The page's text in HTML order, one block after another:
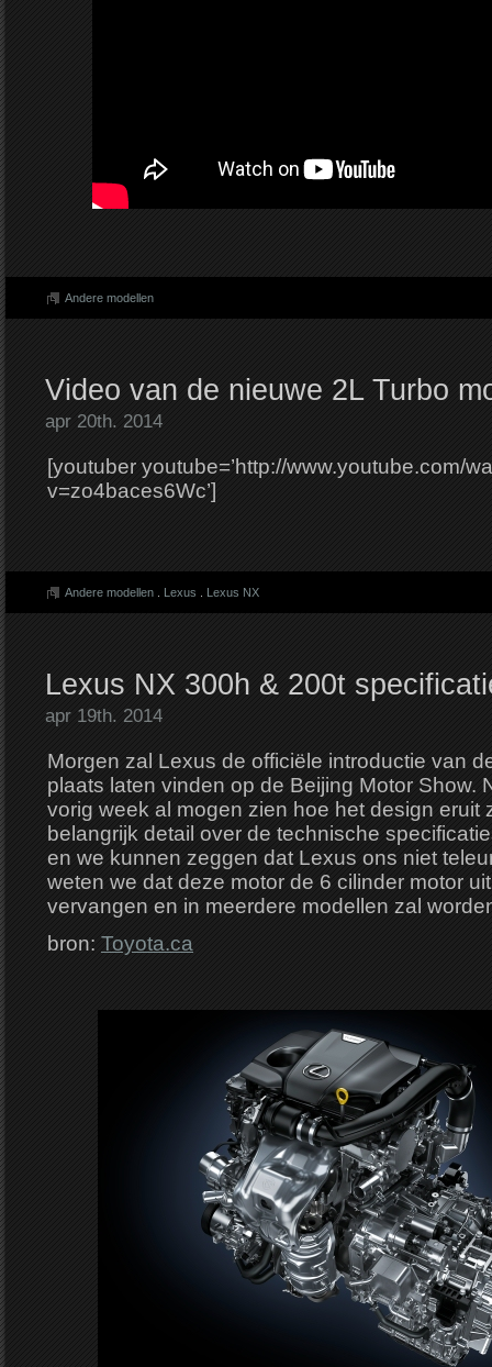
Andere modellen
Video van de nieuwe 2L Turbo
apr 20th. 2014
[youtuber youtube=’http://www.youtube.com/
v=zo4baces6Wc’]
Andere modellen Lexus Lexus NX
Lexus NX 300h & 200t
apr 19th. 2014
Morgen zal Lexus de officiële introductie van
plaats laten vinden op de Beijing Motor Show.
vorig week al mogen zien hoe het design eruit
belangrijk detail over de technische
en we kunnen zeggen dat Lexus ons niet
weten we dat deze motor de 6 cilinder motor
vervangen en in meerdere modellen zal
bron: Toyota.ca